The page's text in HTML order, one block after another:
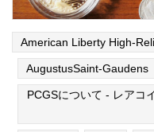
American Liberty High-
AugustusSaint-Gaudens
PCGSについて - レアコ